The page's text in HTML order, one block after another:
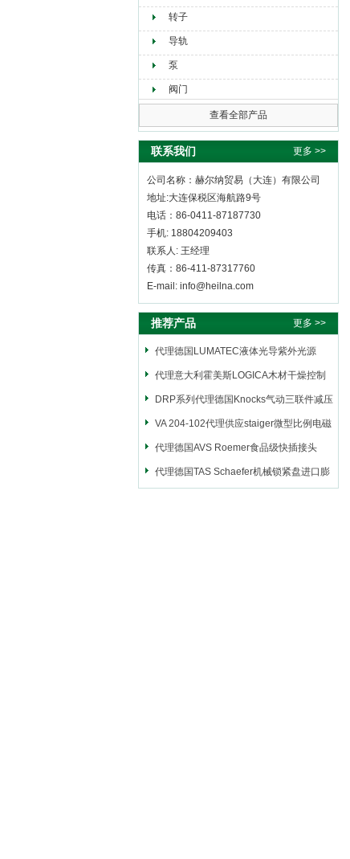
转子
导轨
泵
阀门
查看全部产品
联系我们 更多 >>
公司名称：赫尔纳贸易（大连）有限公司
地址:大连保税区海航路9号
电话：86-0411-87187730
手机: 18804209403
联系人: 王经理
传真：86-411-87317760
E-mail: info@heilna.com
推荐产品 更多 >>
代理德国LUMATEC液体光导紫外光源
代理意大利霍美斯LOGICA木材干燥控制
仪
DRP系列代理德国Knocks气动三联件减压
阀
VA 204-102代理供应staiger微型比例电磁
阀
代理德国AVS Roemer食品级快插接头
代理德国TAS Schaefer机械锁紧盘进口膨